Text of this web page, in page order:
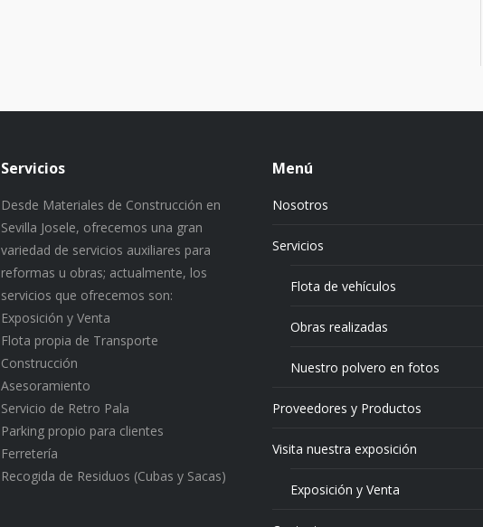
Servicios
Desde Materiales de Construcción en
Sevilla Josele, ofrecemos una gran
variedad de servicios auxiliares para
reformas u obras; actualmente, los
servicios que ofrecemos son:
Exposición y Venta
Flota propia de Transporte
Construcción
Asesoramiento
Servicio de Retro Pala
Parking propio para clientes
Ferretería
Recogida de Residuos (Cubas y Sacas)
Menú
Nosotros
Servicios
Flota de vehículos
Obras realizadas
Nuestro polvero en fotos
Proveedores y Productos
Visita nuestra exposición
Exposición y Venta